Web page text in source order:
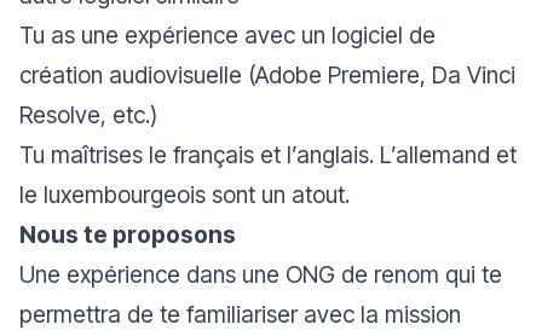
Tu as une expérience avec un logiciel de
création audiovisuelle (Adobe Premiere, Da Vinci
Resolve, etc.)
Tu maîtrises le français et l’anglais. L’allemand et
le luxembourgeois sont un atout.
Nous te proposons
Une expérience dans une ONG de renom qui te
permettra de te familiariser avec la mission